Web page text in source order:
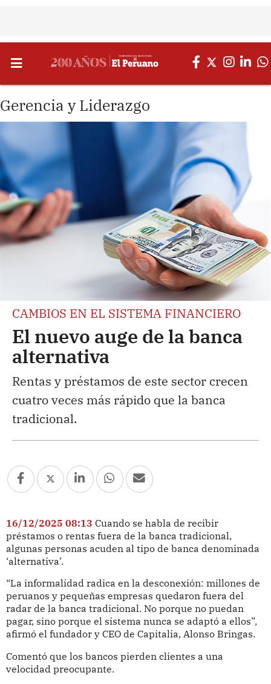
Gerencia y Liderazgo
CAMBIOS EN EL SISTEMA FINANCIERO
El nuevo auge de la banca
alternativa
Rentas y préstamos de este sector crecen
cuatro veces más rápido que la banca
tradicional.
16/12/2025 08:13 Cuando se habla de recibir
préstamos o rentas fuera de la banca tradicional,
algunas personas acuden al tipo de banca denominada
‘alternativa’.
“La informalidad radica en la desconexión: millones de
peruanos y pequeñas empresas quedaron fuera del
radar de la banca tradicional. No porque no puedan
pagar, sino porque el sistema nunca se adaptó a ellos”,
afirmó el fundador y CEO de Capitalia, Alonso Bringas.
Comentó que los bancos pierden clientes a una
velocidad preocupante.